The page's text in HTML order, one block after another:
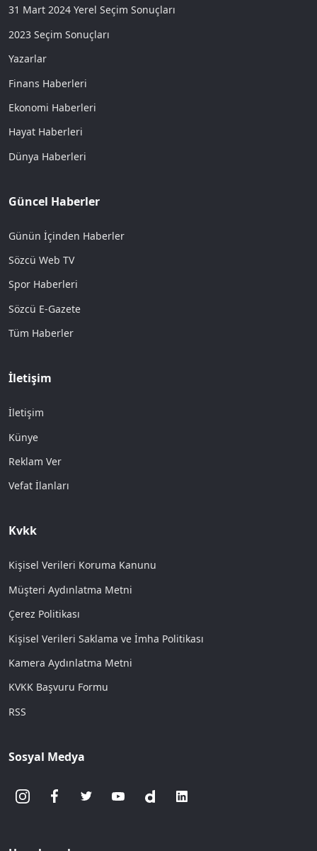
31 Mart 2024 Yerel Seçim Sonuçları
2023 Seçim Sonuçları
Yazarlar
Finans Haberleri
Ekonomi Haberleri
Hayat Haberleri
Dünya Haberleri
Güncel Haberler
Günün İçinden Haberler
Sözcü Web TV
Spor Haberleri
Sözcü E-Gazete
Tüm Haberler
İletişim
İletişim
Künye
Reklam Ver
Vefat İlanları
Kvkk
Kişisel Verileri Koruma Kanunu
Müşteri Aydınlatma Metni
Çerez Politikası
Kişisel Verileri Saklama ve İmha Politikası
Kamera Aydınlatma Metni
KVKK Başvuru Formu
RSS
Sosyal Medya